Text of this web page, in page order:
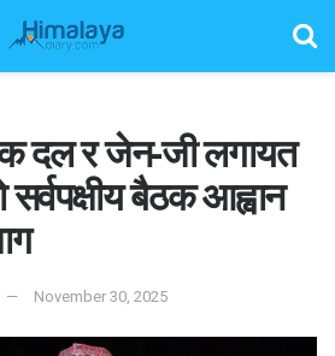
दल र जेन-जी लगायत
बैठक आह्वान
November 30, 2025